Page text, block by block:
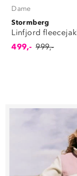
Dame
Stormberg
Linfjord
499,- 999,-